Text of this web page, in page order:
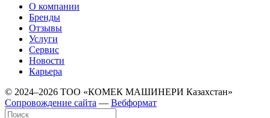
О компании
Бренды
Отзывы
Услуги
Сервис
Новости
Карьера
© 2024–2026 ТОО «КОМЕК МАШИНЕРИ Казахстан»
Cопровождение сайта — Вебформат